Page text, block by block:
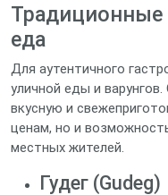
Традиционные
еда
Для аутентичного
уличной еды и
вкусную и
ценам, но и
местных жителей.
Гудег (Gudeg)